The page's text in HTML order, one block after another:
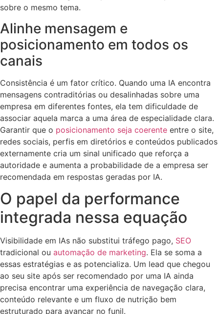
sobre o mesmo tema.
Alinhe mensagem e
posicionamento em todos os
canais
Consistência é um fator crítico. Quando uma IA encontra
mensagens contraditórias ou desalinhadas sobre uma
empresa em diferentes fontes, ela tem dificuldade de
associar aquela marca a uma área de especialidade clara.
Garantir que o posicionamento seja coerente entre o site,
redes sociais, perfis em diretórios e conteúdos publicados
externamente cria um sinal unificado que reforça a
autoridade e aumenta a probabilidade de a empresa ser
recomendada em respostas geradas por IA.
O papel da performance
integrada nessa equação
Visibilidade em IAs não substitui tráfego pago, SEO
tradicional ou automação de marketing. Ela se soma a
essas estratégias e as potencializa. Um lead que chegou
ao seu site após ser recomendado por uma IA ainda
precisa encontrar uma experiência de navegação clara,
conteúdo relevante e um fluxo de nutrição bem
estruturado para avançar no funil.